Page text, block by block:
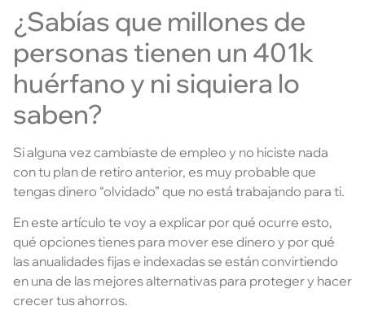
¿Sabías que millones de
personas tienen un 401k
huérfano y ni siquiera lo
saben?
Si alguna vez cambiaste de empleo y no hiciste nada
con tu plan de retiro anterior, es muy probable que
tengas dinero “olvidado” que no está trabajando para ti.
En este artículo te voy a explicar por qué ocurre esto,
qué opciones tienes para mover ese dinero y por qué
las anualidades fijas e indexadas se están convirtiendo
en una de las mejores alternativas para proteger y hacer
crecer tus ahorros.